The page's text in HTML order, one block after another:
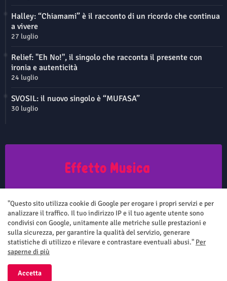
Halley: “Chiamami” è il racconto di un ricordo che continua
a vivere
27 luglio
Relief: "Eh No!", il singolo che racconta il presente con
ironia e autenticità
24 luglio
SVOSIL: il nuovo singolo è “MUFASA”
30 luglio
aggiornato senza nessuna periodicità. Non può pertanto considerarsi
un prodotto editoriale ai sensi della legge n.62 del 7.03.2001
Home
"Questo sito utilizza cookie di Google per erogare i propri servizi e per
analizzare il traffico. Il tuo indirizzo IP e il tuo agente utente sono
condivisi con Google, unitamente alle metriche sulle prestazioni e
sulla sicurezza, per garantire la qualità del servizio, generare
statistiche di utilizzo e rilevare e contrastare eventuali abusi." Per
saperne di più
Accetta